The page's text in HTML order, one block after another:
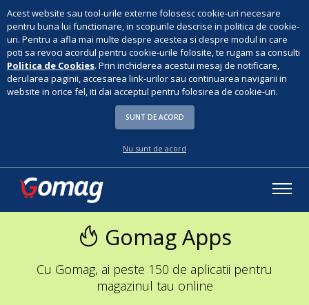
Acest website sau tool-urile externe folosesc cookie-uri necesare
pentru buna lui functionare, in scopurile descrise in politica de cookie-
uri. Pentru a afla mai multe despre acestea si despre modul in care
poti sa revoci acordul pentru cookie-urile folosite, te rugam sa consulti
Politica de Cookies. Prin inchiderea acestui mesaj de notificare,
derularea paginii, accesarea link-urilor sau continuarea navigarii in
website in orice fel, iti dai acceptul pentru folosirea de cookie-uri.
SUNT DE ACORD
Nu sunt de acord
Gomag Apps
Cu Gomag, ai peste 150 de aplicatii pentru
magazinul tau online